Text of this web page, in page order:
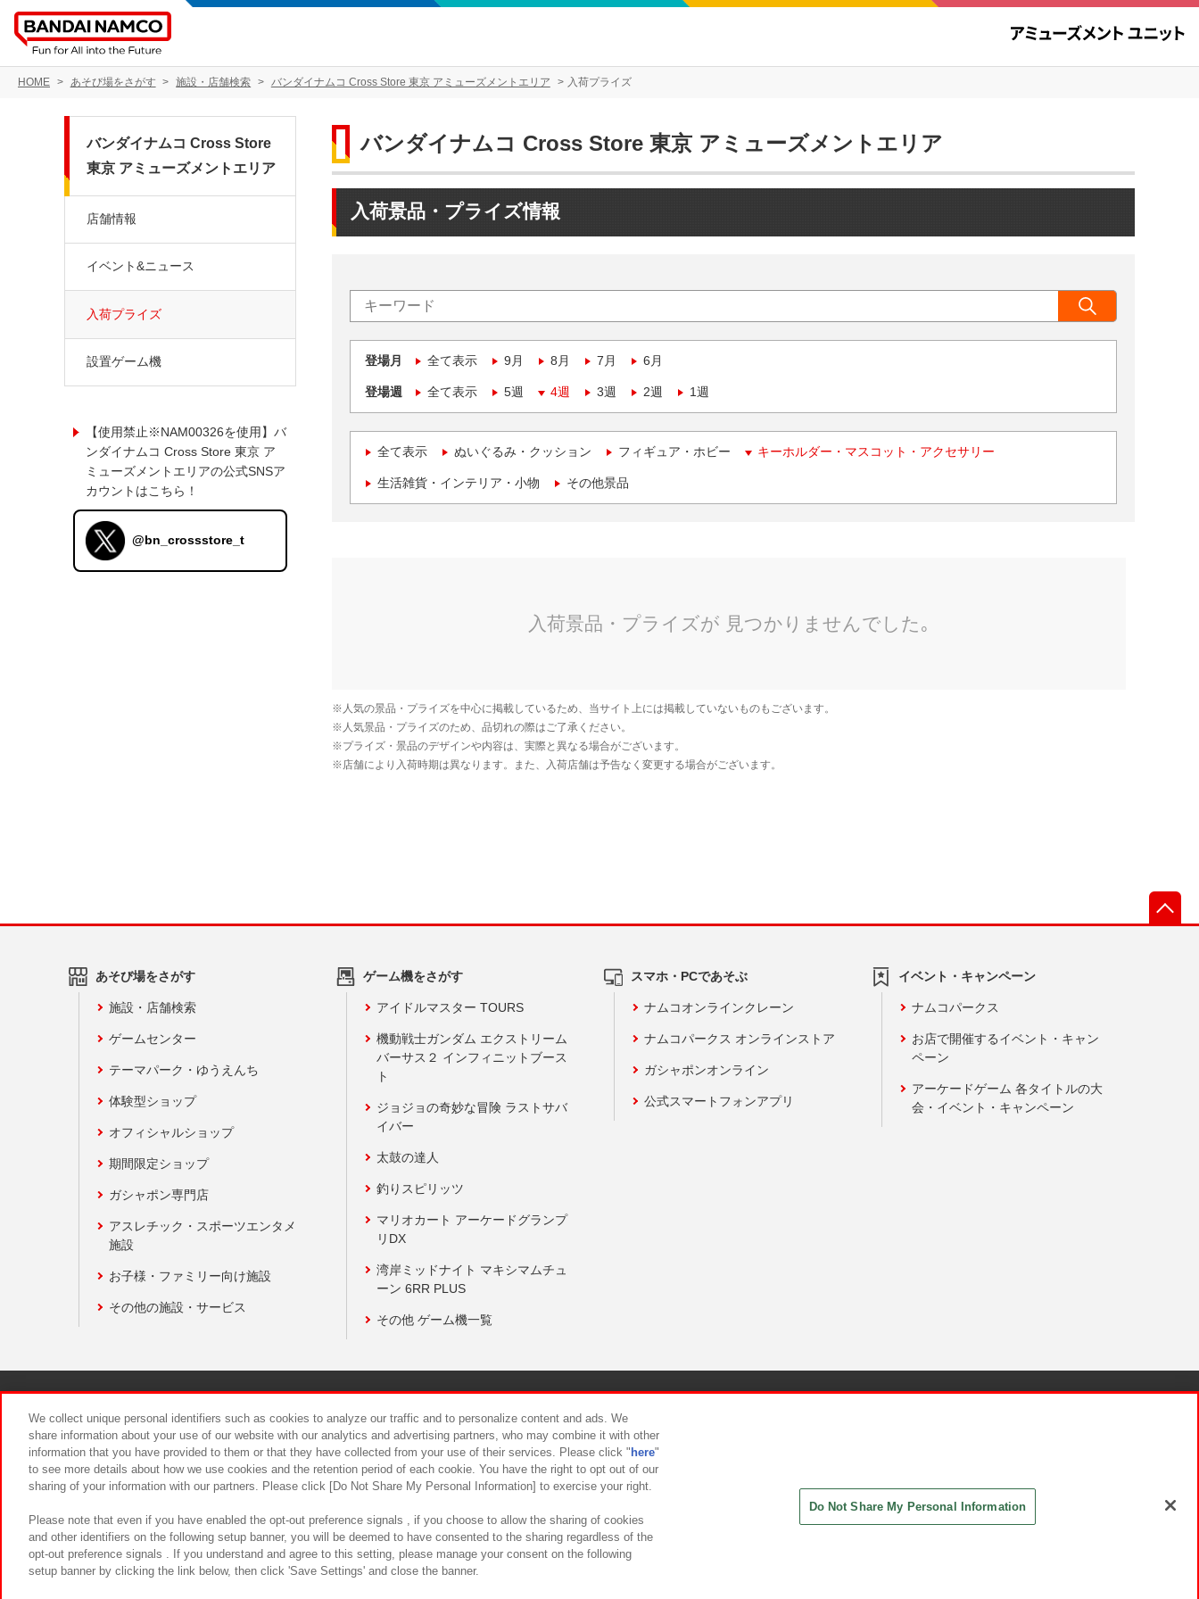
HOME あそび場をさがす 施設・店舗検索 バンダイナムコ Cross Store 東京 アミューズメントエリア 入荷プライズ
バンダイナムコ Cross Store 東京 アミューズメントエリア
入荷景品・プライズ情報
登場月 全て表示 9月 8月 7月 6月
登場週 全て表示 5週 4週 3週 2週 1週
全て表示 ぬいぐるみ・クッション フィギュア・ホビー キーホルダー・マスコット・アクセサリー
生活雑貨・インテリア・小物 その他景品
バンダイナムコ Cross Store
東京 アミューズメントエリア
店舗情報
イベント&ニュース
入荷プライズ
設置ゲーム機
【使用禁止※NAM00326を使用】バ
ンダイナムコ Cross Store 東京 ア
ミューズメントエリアの公式SNSア
カウントはこちら！
@bn_crossstore_t
あそび場をさがす
施設・店舗検索
ゲームセンター
テーマパーク・ゆうえんち
体験型ショップ
オフィシャルショップ
期間限定ショップ
ガシャポン専門店
アスレチック・スポーツエンタメ
施設
お子様・ファミリー向け施設
その他の施設・サービス
ゲーム機をさがす
アイドルマスター TOURS
機動戦士ガンダム エクストリーム
バーサス２ インフィニットブース
ト
ジョジョの奇妙な冒険 ラストサバ
イバー
太鼓の達人
釣りスピリッツ
マリオカート アーケードグランプ
リDX
湾岸ミッドナイト マキシマムチュ
ーン 6RR PLUS
その他 ゲーム機一覧
スマホ・PCであそぶ
ナムコオンラインクレーン
ナムコパークス オンラインストア
ガシャポンオンライン
公式スマートフォンアプリ
イベント・キャンペーン
ナムコパークス
お店で開催するイベント・キャン
ペーン
アーケードゲーム 各タイトルの大
会・イベント・キャンペーン
食品のご提供について カスタマーハラスメント対応方針
We collect unique personal identifiers such as cookies to analyze our traffic and to personalize content and ads. We
share information about your use of our website with our analytics and advertising partners, who may combine it with other
information that you have provided to them or that they have collected from your use of their services. Please click " here"
to see more details about how we use cookies and the retention period of each cookie. You have the right to opt out of our
sharing of your information with our partners. Please click [Do Not Share My Personal Information] to exercise your right.
Please note that even if you have enabled the opt-out preference signals , if you choose to allow the sharing of cookies
and other identifiers on the following setup banner, you will be deemed to have consented to the sharing regardless of the
opt-out preference signals . If you understand and agree to this setting, please manage your consent on the following
setup banner by clicking the link below, then click 'Save Settings' and close the banner.
Do Not Share My Personal Information